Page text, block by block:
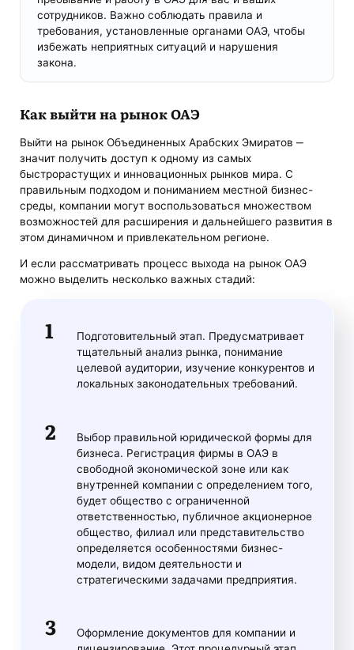
сотрудников. Важно соблюдать правила и
требования, установленные органами ОАЭ, чтобы
избежать неприятных ситуаций и нарушения
закона.
Как выйти на рынок ОАЭ
Выйти на рынок Объединенных Арабских Эмиратов ‒
значит получить доступ к одному из самых
быстрорастущих и инновационных рынков мира. С
правильным подходом и пониманием местной бизнес-
среды, компании могут воспользоваться множеством
возможностей для расширения и дальнейшего развития в
этом динамичном и привлекательном регионе.
И если рассматривать процесс выхода на рынок ОАЭ
можно выделить несколько важных стадий:
Подготовительный этап. Предусматривает
тщательный анализ рынка, понимание
целевой аудитории, изучение конкурентов и
локальных законодательных требований.
Выбор правильной юридической формы для
бизнеса. Регистрация фирмы в ОАЭ в
свободной экономической зоне или как
внутренней компании с определением того,
будет общество с ограниченной
ответственностью, публичное акционерное
общество, филиал или представительство
определяется особенностями бизнес-
модели, видом деятельности и
стратегическими задачами предприятия.
Оформление документов для компании и